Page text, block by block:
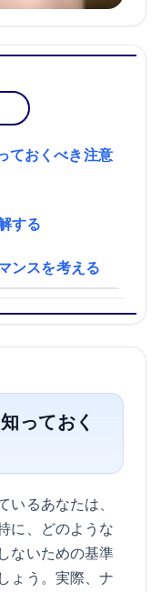
ておくべき注意
する
ンスを考える
っておく
るあなたは、
に、どのような
ないための基準
ょう。実際、ナ